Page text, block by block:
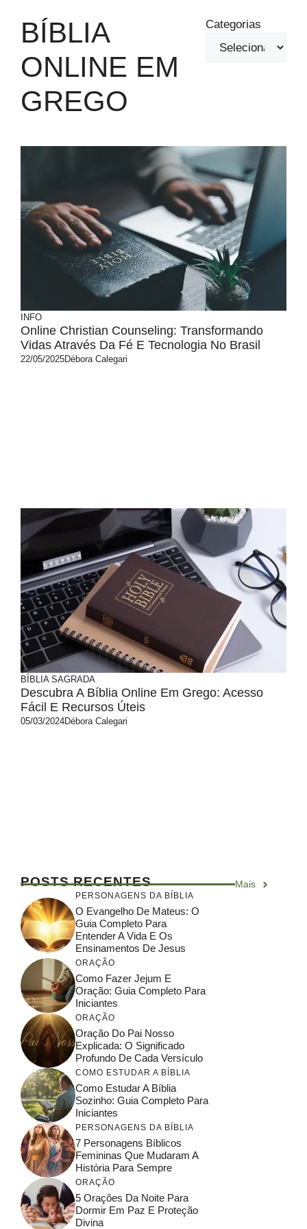
BÍBLIA
ONLINE EM
GREGO
Categorias
INFO
Online Christian Counseling: Transformando
Vidas Através Da Fé E Tecnologia No Brasil
22/05/2025Débora Calegari
BÍBLIA SAGRADA
Descubra A Bíblia Online Em Grego: Acesso
Fácil E Recursos Úteis
05/03/2024Débora Calegari
POSTS RECENTES Mais
PERSONAGENS DA BÍBLIA
O Evangelho De Mateus: O
Guia Completo Para
Entender A Vida E Os
Ensinamentos De Jesus
ORAÇÃO
Como Fazer Jejum E
Oração: Guia Completo Para
Iniciantes
ORAÇÃO
Oração Do Pai Nosso
Explicada: O Significado
Profundo De Cada Versículo
COMO ESTUDAR A BÍBLIA
Como Estudar A Bíblia
Sozinho: Guia Completo Para
Iniciantes
PERSONAGENS DA BÍBLIA
7 Personagens Bíblicos
Femininas Que Mudaram A
História Para Sempre
ORAÇÃO
5 Orações Da Noite Para
Dormir Em Paz E Proteção
Divina